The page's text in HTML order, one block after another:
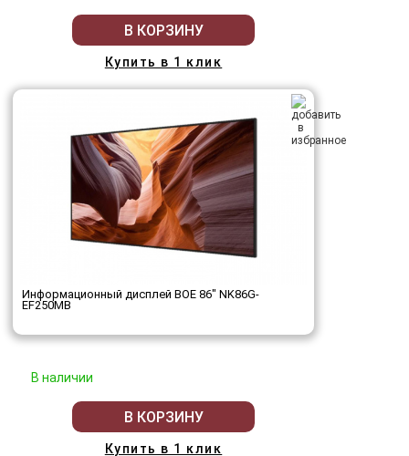
В КОРЗИНУ
Купить в 1 клик
Информационный дисплей BOE 86" NK86G-
EF250MB
В наличии
В КОРЗИНУ
Купить в 1 клик